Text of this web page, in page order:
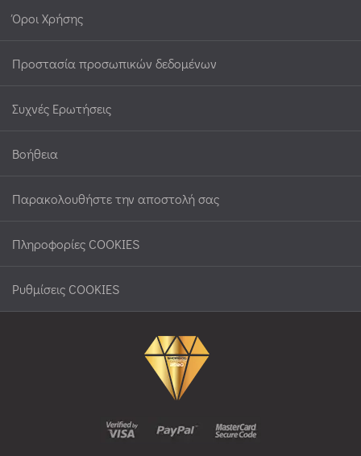
Όροι Χρήσης
Προστασία προσωπικών δεδομένων
Συχνές Ερωτήσεις
Βοήθεια
Παρακολουθήστε την αποστολή σας
Πληροφορίες COOKIES
Ρυθμίσεις COOKIES